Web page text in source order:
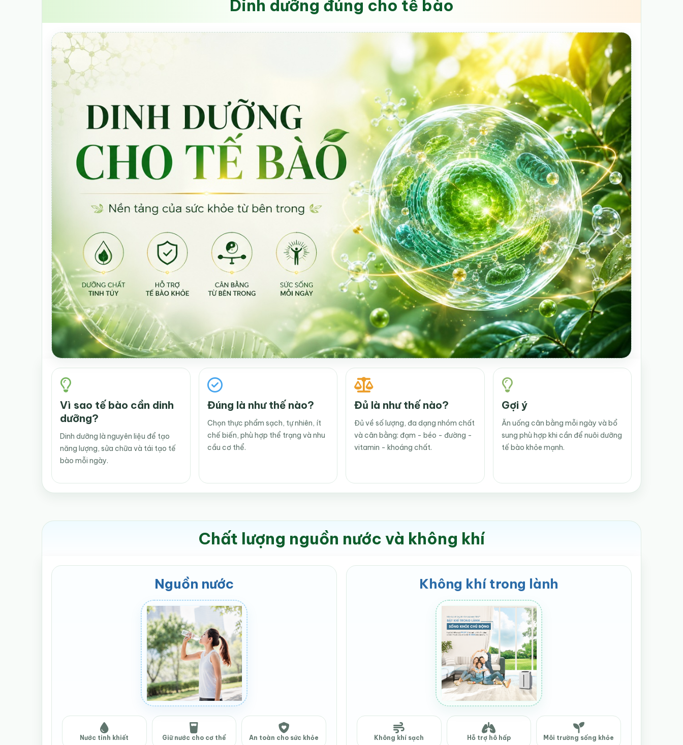
Dinh dưỡng đúng cho tế bào
Vì sao tế bào cần dinh
dưỡng?
Dinh dưỡng là nguyên liệu để tạo
năng lượng, sửa chữa và tái tạo tế
bào mỗi ngày.
Đúng là như thế nào?
Chọn thực phẩm sạch, tự nhiên, ít
chế biến, phù hợp thể trạng và nhu
cầu cơ thể.
Đủ là như thế nào?
Đủ về số lượng, đa dạng nhóm chất
và cân bằng: đạm - béo - đường -
vitamin - khoáng chất.
Gợi ý
Ăn uống cân bằng mỗi ngày và bổ
sung phù hợp khi cần để nuôi dưỡng
tế bào khỏe mạnh.
Chất lượng nguồn nước và không khí
Nguồn nước
Nước tinh khiết Giữ nước cho cơ thể An toàn cho sức khỏe
Không khí trong lành
Không khí sạch Hỗ trợ hô hấp Môi trường sống khỏe